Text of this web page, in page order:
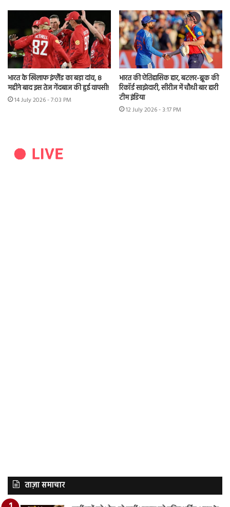
भारत के खिलाफ इंग्लैंड का बड़ा दांव, 8
महीने बाद इस तेज गेंदबाज की हुई वापसी!
14 July 2026 - 7:03 PM
भारत की ऐतिहासिक हार, बटलर-ब्रूक की
रिकॉर्ड साझेदारी, सीरीज में चौथी बार हारी
टीम इंडिया
12 July 2026 - 3:17 PM
ताज़ा समाचार